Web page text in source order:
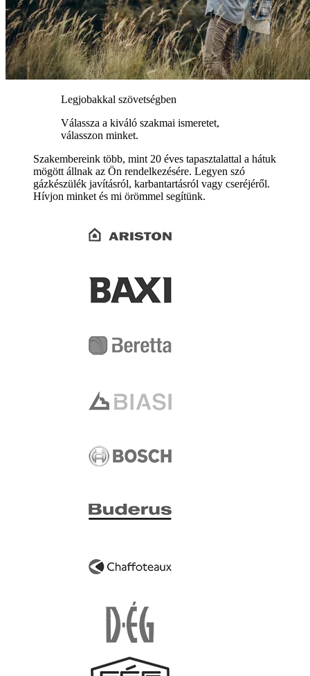
Legjobakkal szövetségben
Válassza a kiváló szakmai ismeretet,
válasszon minket.
Szakembereink több, mint 20 éves tapasztalattal a hátuk
mögött állnak az Ön rendelkezésére. Legyen szó
gázkészülék javításról, karbantartásról vagy cseréjéről.
Hívjon minket és mi örömmel segítünk.